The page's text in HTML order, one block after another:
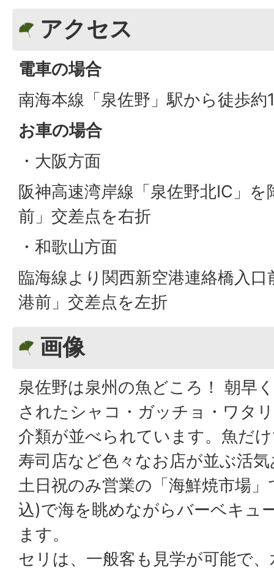
アクセス
電車の場合
南海本線「泉佐野」駅から徒歩約
お車の場合
・大阪方面
阪神高速湾岸線「泉佐野北IC」
前」交差点を右折
・和歌山方面
臨海線より関西新空港連絡橋入
港前」交差点を左折
画像
泉佐野は泉州の魚どころ！ 朝早
されたシャコ・ガッチョ・ワタ
介類が並べられています。魚だ
寿司店など色々なお店が並ぶ活
土日祝のみ営業の「海鮮焼市場
込)で海を眺めながらバーベキュ
ます。
セリは、一般客も見学が可能で